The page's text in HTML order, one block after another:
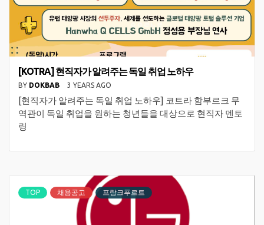
[KOTRA] 현직자가 알려주는 독일 취업 노하우
BY DOKBAB 3 YEARS AGO
[현직자가 알려주는 독일 취업 노하우] 코트라 함부르크 무
역관이 독일 취업을 원하는 청년들을 대상으로 현직자 멘토
링
TOP 채용공고 프랑크푸르트